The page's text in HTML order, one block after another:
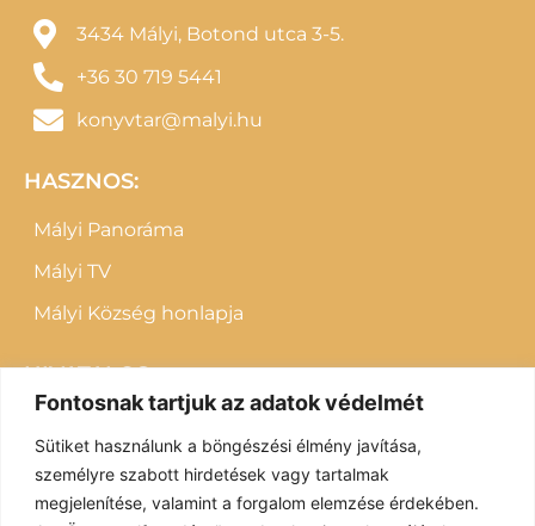
Fontosnak tartjuk az adatok védelmét
Sütiket használunk a böngészési élmény javítása,
személyre szabott hirdetések vagy tartalmak
megjelenítése, valamint a forgalom elemzése érdekében.
3434 Mályi, Botond utca 3-5.
+36 30 719 5441
konyvtar@malyi.hu
HASZNOS:
Mályi Panoráma
Mályi TV
Mályi Község honlapja
HIVATALOS:
Impresszum
Adatvédelem